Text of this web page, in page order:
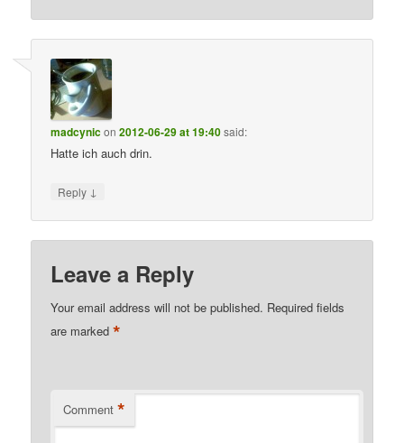
madcynicon2012-06-29 at 19:40said:
Hatte ich auch drin.
Reply ↓
Leave a Reply
Your email address will not be published. Required fields
are marked*
Comment *